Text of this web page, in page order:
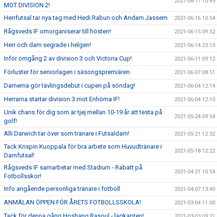
MOT DIVISION 2!
Herrfutsal tar nya tag med Hedi Rabun och Andam Jassem 2021-06-16 10:54
Rågsveds IF omorganiserar till hösten! 2021-06-15 09:52
Herr och dam segrade i helgen! 2021-06-14 23:10
Inför omgång 2 av division 3 och Victoria Cup! 2021-06-11 09:12
Förluster för seniorlagen i säsongspremiären 2021-06-07 08:51
Damerna gör tävlingsdebut i cupen på söndag! 2021-06-04 12:14
Herrarna startar division 3 mot Enhörna IF! 2021-06-04 12:10
Unik chans för dig som är tjej mellan 10-19 år att testa på
golf!
2021-05-24 09:54
Alli Darwich tar över som tränare i Futsaldam! 2021-05-21 12:32
Tack Krispin Kuoppala för bra arbete som Huvudtränare i
Damfutsal!
2021-05-18 12:22
Rågsveds IF samarbetar med Stadium - Rabatt på
Fotbollsskor!
2021-04-21 10:54
Info angående personliga tränare i fotboll 2021-04-07 13:40
ANMÄLAN ÖPPEN FÖR ÅRETS FOTBOLLSSKOLA! 2021-03-04 11:00